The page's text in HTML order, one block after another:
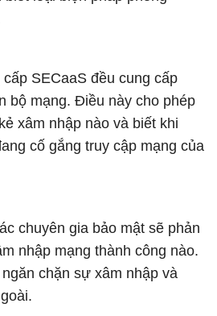
SECaaS đều cung cấp
bộ mạng. Điều này cho phép
xâm nhập nào và biết khi
cố gắng truy cập mạng của
chuyên gia bảo mật sẽ phản
nhập mạng thành công nào.
chặn sự xâm nhập và